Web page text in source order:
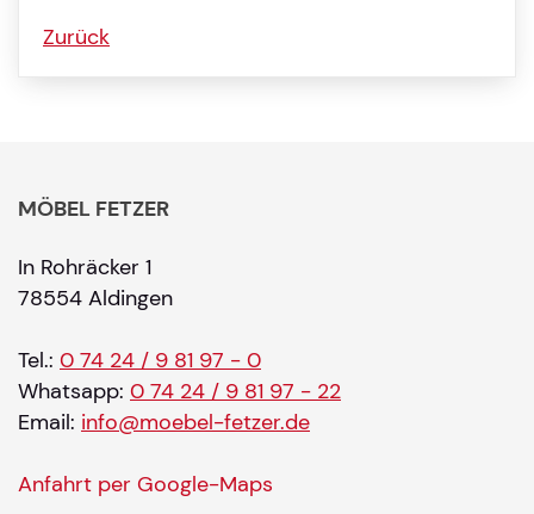
Zurück
MÖBEL FETZER
In Rohräcker 1
78554 Aldingen
Tel.: 0 74 24 / 9 81 97 - 0
Whatsapp: 0 74 24 / 9 81 97 - 22
Email: info@moebel-fetzer.de
Anfahrt per Google-Maps